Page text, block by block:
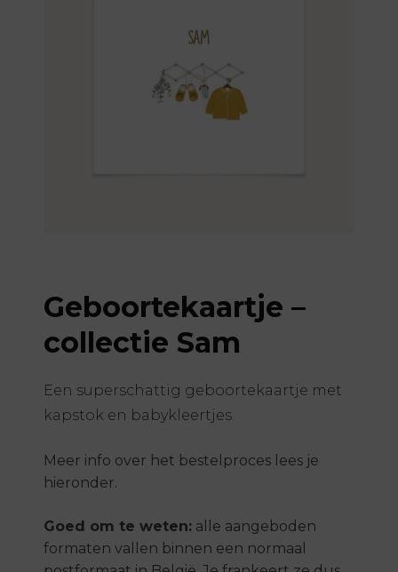
Geboortekaartje –
collectie Sam
Een superschattig geboortekaartje met
kapstok en babykleertjes.
Meer info over het bestelproces lees je
hieronder.
Goed om te weten: alle aangeboden
formaten vallen binnen een normaal